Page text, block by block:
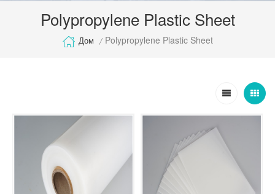
Polypropylene Plastic Sheet
Дом / Polypropylene Plastic Sheet